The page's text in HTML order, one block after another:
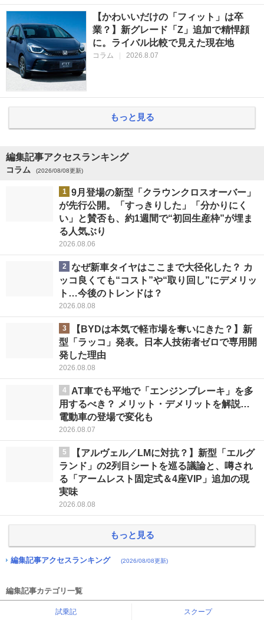
【かわいいだけの「フィット」は卒
業？】新グレード「Z」追加で精悍顔
に。ライバル比較で見えた現在地
コラム | 2026.8.07
もっと見る
編集記事アクセスランキング
コラム (2026/08/08更新)
1
9月登場の新型「クラウンクロスオーバー」
が先行公開。「すっきりした」「分かりにく
い」と賛否も、約1週間で“初回生産枠”が埋ま
る人気ぶり
2026.08.06
2
なぜ新車タイヤはここまで大径化した？ カ
ッコ良くても“コスト”や“取り回し”にデメリッ
ト…今後のトレンドは？
2026.08.08
3
【BYDは本気で軽市場を奪いにきた？】新
型「ラッコ」発表。日本人技術者ゼロで専用開
発した理由
2026.08.08
4
AT車でも平地で「エンジンブレーキ」を多
用するべき？ メリット・デメリットを解説…
電動車の登場で変化も
2026.08.07
5
【アルヴェル／LMに対抗？】新型「エルグ
ランド」の2列目シートを巡る議論と、噂され
る「アームレスト固定式＆4座VIP」追加の現
実味
2026.08.08
もっと見る
編集記事アクセスランキング (2026/08/08更新)
編集記事カテゴリ一覧
試乗記 スクープ